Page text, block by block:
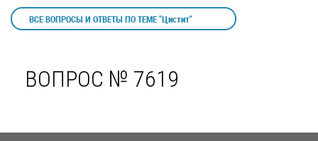
ВСЕ ВОПРОСЫ И ОТВЕТЫ ПО ТЕМЕ "Цистит"
ВОПРОС № 7619